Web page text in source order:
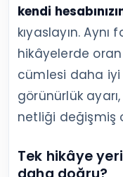
kendi
kıyaslayın. Aynı
hikâyelerde
cümlesi daha iyi
görünürlük
netliği değişmiş
Tek hikâye